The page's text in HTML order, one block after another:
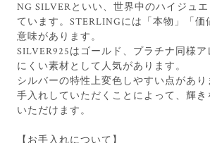
NG SILVERといい、世界中のハイジュ
ています。STERLINGには「本物」「価
意味があります。
SILVER925はゴールド、プラチナ同様ア
にくい素材として人気があります。
シルバーの特性上変色しやすい点があ
手入れしていただくことによって、輝
いただけます。
【お手入れについて】